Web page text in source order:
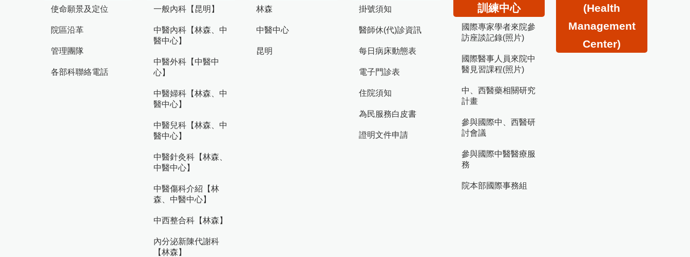
使命願景及定位
院區沿革
管理團隊
各部科聯絡電話
一般內科【昆明】
中醫內科【林森、中
醫中心】
中醫外科【中醫中
心】
中醫婦科【林森、中
醫中心】
中醫兒科【林森、中
醫中心】
中醫針灸科【林森、
中醫中心】
中醫傷科介紹【林
森、中醫中心】
中西整合科【林森】
內分泌新陳代謝科
【林森】
林森
中醫中心
昆明
掛號須知
醫師休(代)診資訊
每日病床動態表
電子門診表
住院須知
為民服務白皮書
證明文件申請
訓練中心
國際專家學者來院參
訪座談記錄(照片)
國際醫事人員來院中
醫見習課程(照片)
中、西醫藥相關研究
計畫
參與國際中、西醫研
討會議
參與國際中醫醫療服
務
院本部國際事務組
(Health
Management
Center)